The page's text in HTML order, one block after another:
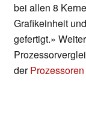
bei allen 8
Grafikeinheit
gefertigt.»
der